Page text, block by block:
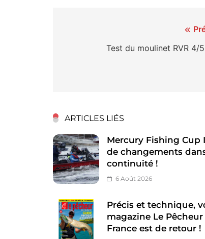
Test du moulinet RVR 4/
ARTICLES LIÉS
Mercury Fishing Cup
de changements
continuité !
6 Août 2026
Précis et technique,
magazine Le Pêcheur
France est de retour !